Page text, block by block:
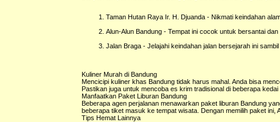
Taman Hutan Raya Ir. H. Djuanda - Nikmati keindahan
Alun-Alun Bandung - Tempat ini cocok untuk bersantai
Jalan Braga - Jelajahi keindahan jalan bersejarah ini
Kuliner Murah di Bandung
Mencicipi kuliner khas Bandung tidak harus mahal. Anda bisa
Pastikan juga untuk mencoba es krim tradisional di beberapa kedai
Manfaatkan Paket Liburan Bandung
Beberapa agen perjalanan menawarkan paket liburan Bandung
beberapa tiket masuk ke tempat wisata. Dengan memilih paket ini,
Tips Hemat Lainnya